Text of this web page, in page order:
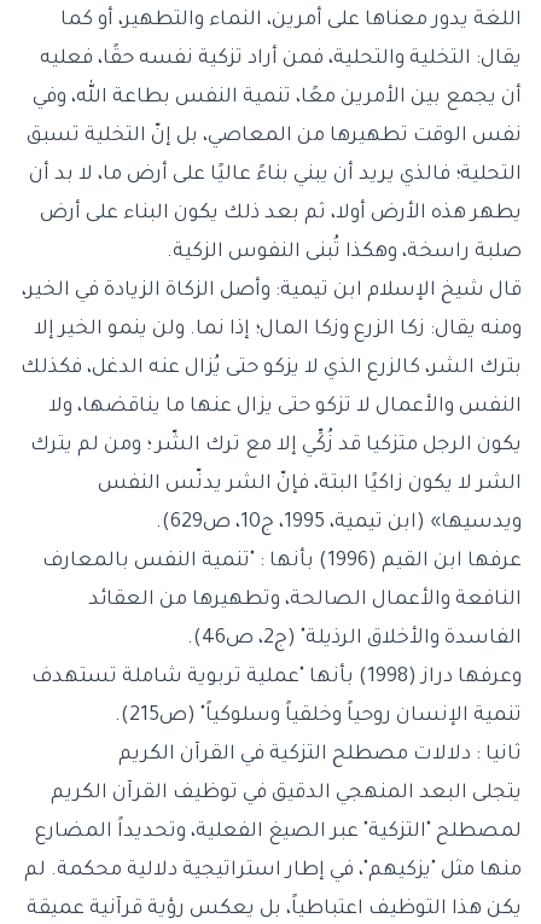
اللغة يدور معناها على أمرين، النماء والتطهير، أو كما
يقال: التخلية والتحلية، فمن أراد تزكية نفسه حقًا، فعليه
أن يجمع بين الأمرين معًا، تنمية النفس بطاعة الله، وفي
نفس الوقت تطهيرها من المعاصي، بل إنّ التخلية تسبق
التحلية؛ فالذي يريد أن يبني بناءً عاليًا على أرض ما، لا بد أن
يطهر هذه الأرض أولا، ثم بعد ذلك يكون البناء على أرض
صلبة راسخة، وهكذا تُبنى النفوس الزكية.
قال شيخ الإسلام ابن تيمية: وأصل الزكاة الزيادة في الخير،
ومنه يقال: زكا الزرع وزكا المال؛ إذا نما. ولن ينمو الخير إلا
بترك الشر، كالزرع الذي لا يزكو حتى يُزال عنه الدغل، فكذلك
النفس والأعمال لا تزكو حتى يزال عنها ما يناقضها، ولا
يكون الرجل متزكيا قد زُكِّي إلا مع ترك الشّر ؛ ومن لم يترك
الشر لا يكون زاكيًا البتة، فإنّ الشر يدنّس النفس
ويدسيها» (ابن تيمية، 1995، ج10، ص629).
عرفها ابن القيم (1996) بأنها : "تنمية النفس بالمعارف
النافعة والأعمال الصالحة، وتطهيرها من العقائد
الفاسدة والأخلاق الرذيلة" (ج2، ص46).
وعرفها دراز (1998) بأنها "عملية تربوية شاملة تستهدف
تنمية الإنسان روحياً وخلقياً وسلوكياً" (ص215).
ثانيا : دلالات مصطلح التزكية في القرآن الكريم
يتجلى البعد المنهجي الدقيق في توظيف القرآن الكريم
لمصطلح "التزكية" عبر الصيغ الفعلية، وتحديداً المضارع
منها مثل "يزكيهم"، في إطار استراتيجية دلالية محكمة. لم
يكن هذا التوظيف اعتباطياً، بل يعكس رؤية قرآنية عميقة